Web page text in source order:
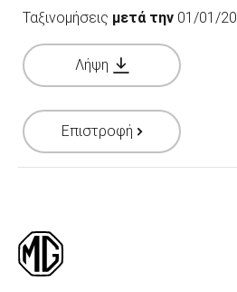
Ταξινομήσεις μετά την 01/01/
Λήψη
Επιστροφή